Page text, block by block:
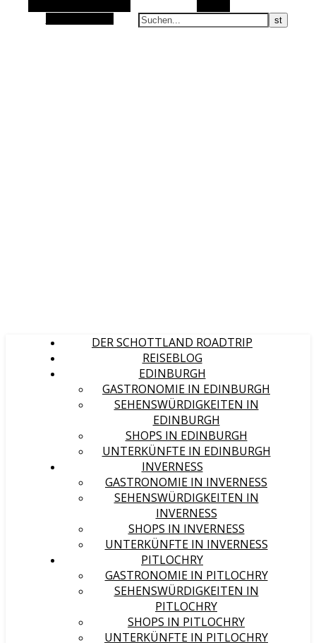
DER SCHOTTLAND ROADTRIP
REISEBLOG
EDINBURGH
GASTRONOMIE IN EDINBURGH
SEHENSWÜRDIGKEITEN IN
EDINBURGH
SHOPS IN EDINBURGH
UNTERKÜNFTE IN EDINBURGH
INVERNESS
GASTRONOMIE IN INVERNESS
SEHENSWÜRDIGKEITEN IN
INVERNESS
SHOPS IN INVERNESS
UNTERKÜNFTE IN INVERNESS
PITLOCHRY
GASTRONOMIE IN PITLOCHRY
SEHENSWÜRDIGKEITEN IN
PITLOCHRY
SHOPS IN PITLOCHRY
UNTERKÜNFTE IN PITLOCHRY